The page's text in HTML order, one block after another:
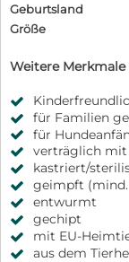
Geburtsland
Größe
Weitere Merkmale
für Familien
für
verträglich mit
kastriert/
geimpft
entwurmt
gechipt
mit EU-
aus dem